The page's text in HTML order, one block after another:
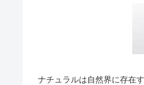
ナチュラルは自然界に存在